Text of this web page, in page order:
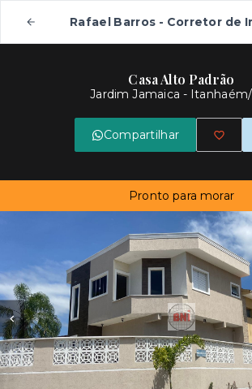
Rafael Barros - Corretor de
Casa Alto Padrão
Jardim Jamaica -
Compartilhar
Pronto para morar